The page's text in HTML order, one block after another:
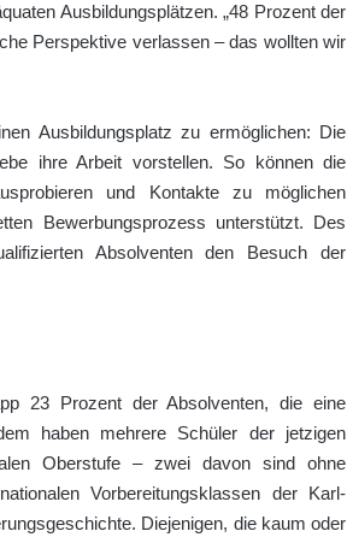
Ausbildungsplätzen. „48 Prozent der
Perspektive verlassen – das wollten wir
Ausbildungsplatz zu ermöglichen: Die
ihre Arbeit vorstellen. So können die
und Kontakte zu möglichen
Bewerbungsprozess unterstützt. Des
Absolventen den Besuch der
23 Prozent der Absolventen, die eine
haben mehrere Schüler der jetzigen
Oberstufe – zwei davon sind ohne
Vorbereitungsklassen der Karl-
Diejenigen, die kaum oder